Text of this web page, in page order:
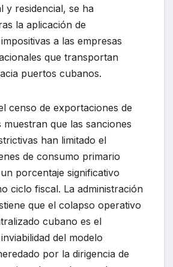
y residencial, se ha
la aplicación de
a las empresas
que transportan
puertos cubanos.
censo de exportaciones de
muestran que las sanciones
han limitado el
de consumo primario
porcentaje significativo
ciclo fiscal. La administración
que el colapso operativo
cubano es el
del modelo
por la dirigencia de